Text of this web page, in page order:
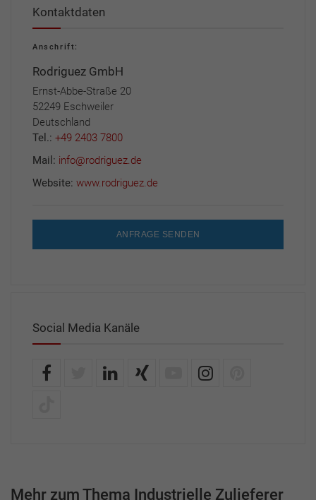
Kontaktdaten
Anschrift:
Rodriguez GmbH
Ernst-Abbe-Straße 20
52249 Eschweiler
Deutschland
Tel.: +49 2403 7800
Mail: info@rodriguez.de
Website: www.rodriguez.de
ANFRAGE SENDEN
Social Media Kanäle
Mehr zum Thema Industrielle Zulieferer